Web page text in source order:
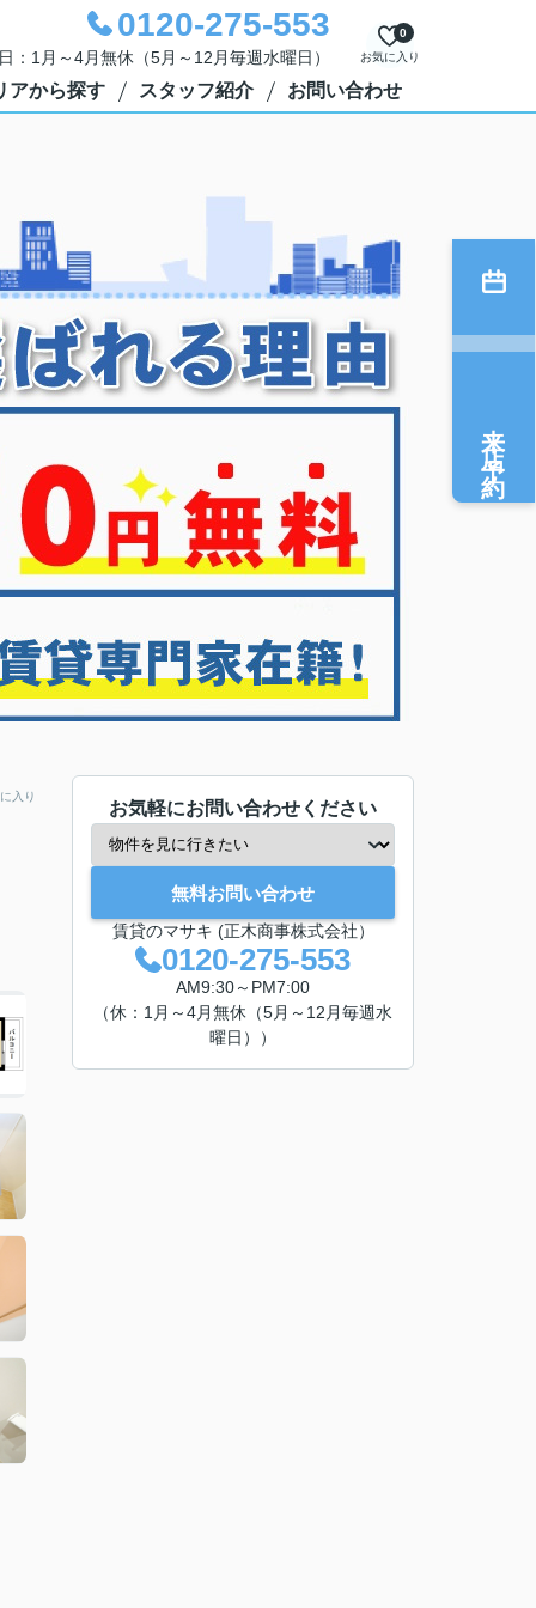
0120-275-553
1月～4月無休（5月～12月毎週水曜日） お気に入り
0
アから探す スタッフ紹介 お問い合わせ
入り
お気軽にお問い合わせください
無料お問い合わせ
賃貸のマサキ (正木商事株式会社）
0120-275-553
AM9:30～PM7:00
（休：1月～4月無休（5月～12月毎週水
曜日））
来店予約